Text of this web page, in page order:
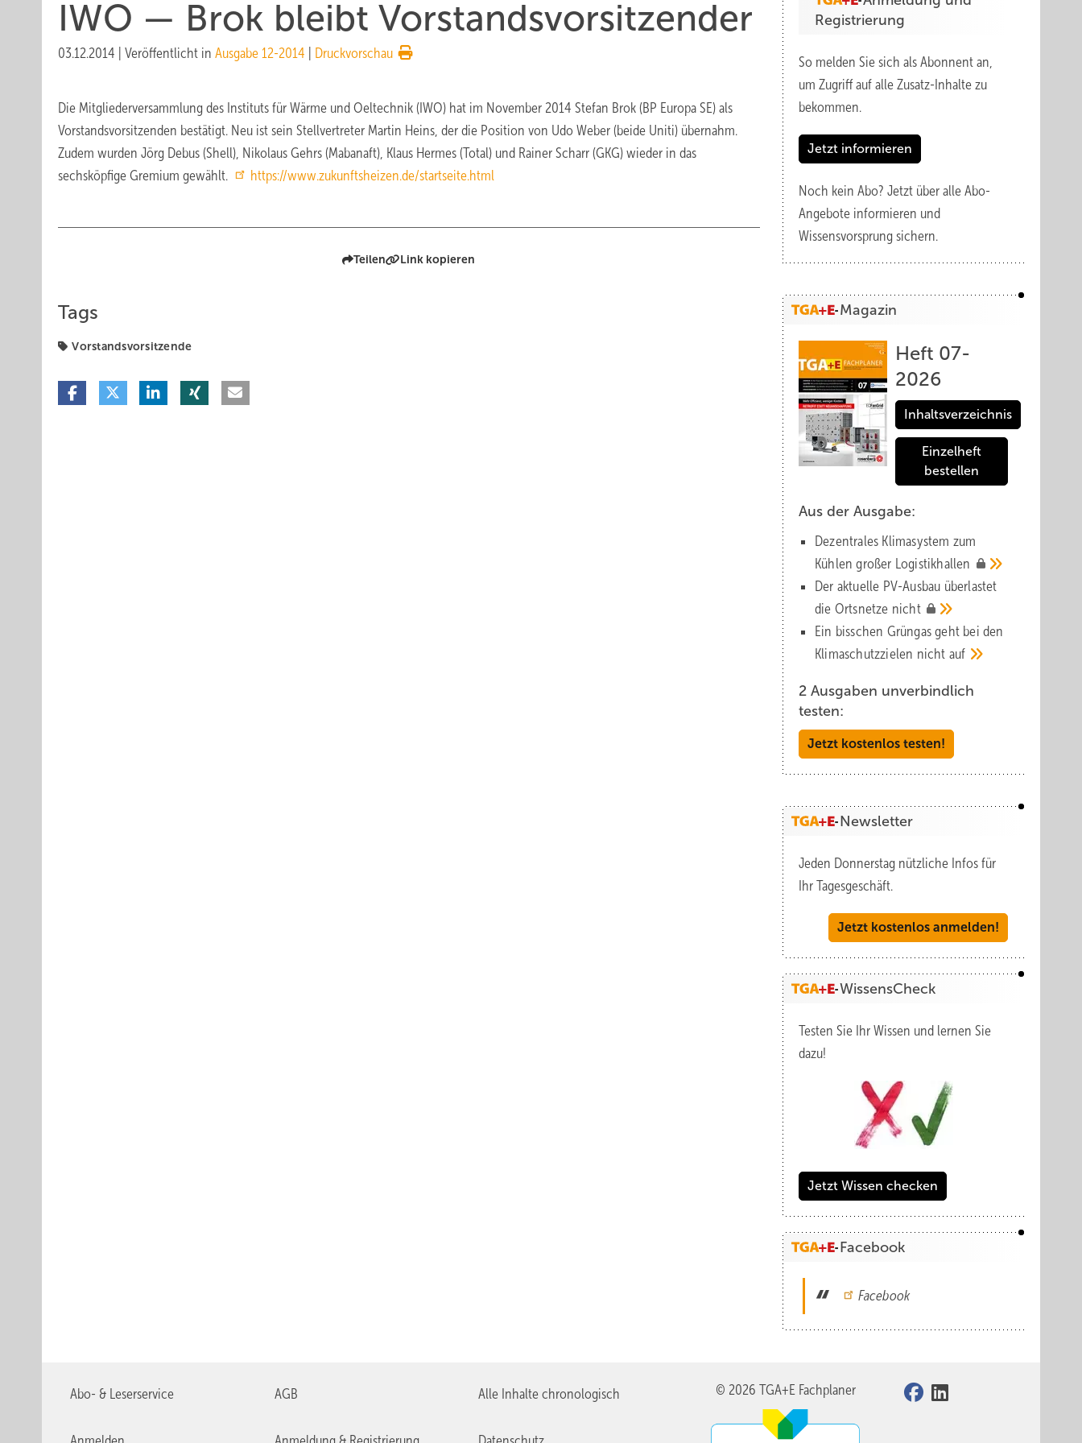
IWO — Brok bleibt Vorstandsvorsitzender
03.12.2014 Veröffentlicht in Ausgabe 12-2014 Druckvorschau
Die Mitgliederversammlung des Instituts für Wärme und Oeltechnik (IWO) hat im November 2014 Stefan Brok (BP Europa SE) als
Vorstandsvorsitzenden bestätigt. Neu ist sein Stellvertreter Martin Heins, der die Position von Udo Weber (beide Uniti) übernahm.
Zudem wurden Jörg Debus (Shell), Nikolaus Gehrs (Mabanaft), Klaus Hermes (Total) und Rainer Scharr (GKG) wieder in das
sechsköpfige Gremium gewählt.
https://www.zukunftsheizen.de/startseite.html
Teilen Link kopieren
Tags
Vorstandsvorsitzende
Registrierung
So melden Sie sich als Abonnent an,
um Zugriff auf alle Zusatz-Inhalte zu
bekommen.
Jetzt informieren
Noch kein Abo? Jetzt über alle Abo-
Angebote informieren und
Wissensvorsprung sichern.
Magazin
Heft 07-
2026
Inhaltsverzeichnis
Einzelheft
bestellen
Aus der Ausgabe:
Dezentrales Klimasystem zum
Kühlen großer Logistik­hallen
Der aktuelle PV-Ausbau über­lastet
die Orts­netze nicht
Ein bisschen Grüngas geht bei den
Klima­schutz­zielen nicht auf
2 Ausgaben unverbindlich
testen:
Jetzt kostenlos testen!
Newsletter
Jeden Donnerstag nützliche Infos für
Ihr Tagesgeschäft.
Jetzt kostenlos anmelden!
WissensCheck
Testen Sie Ihr Wissen und lernen Sie
dazu!
Jetzt Wissen checken
Facebook
Facebook
Abo- & Leserservice AGB Alle Inhalte chronologisch © 2026 TGA+E Fachplaner